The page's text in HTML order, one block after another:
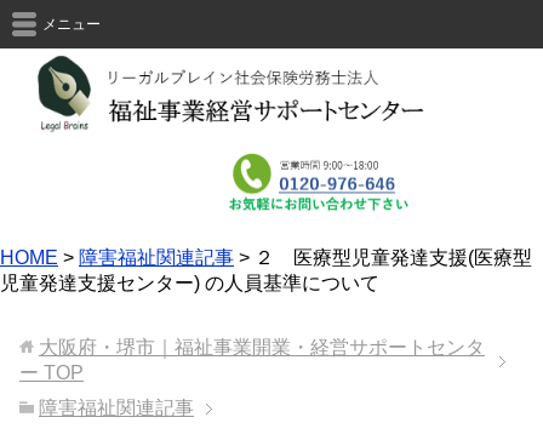
メニュー
HOME > 障害福祉関連記事 > ２ 医療型児童発達支援(医療型
児童発達支援センター) の人員基準について
大阪府・堺市｜福祉事業開業・経営サポートセンタ
ー TOP
障害福祉関連記事